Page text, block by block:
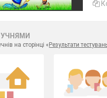
УЧНЯМИ
на сторінці « Результати